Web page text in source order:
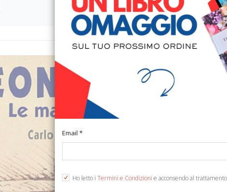
Email *
Ho letto i Termini e Condizioni e acconsendo al